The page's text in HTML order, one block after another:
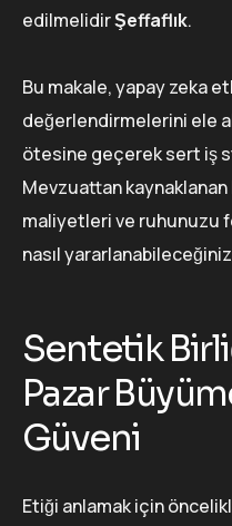
edilmelidirŞeffaflık.
Bu makale, yapay zeka
değerlendirmelerini ele
ötesine geçerek sert iş
Mevzuattan kaynaklanan
maliyetleri ve ruhunuzu
nasıl
Sentetik
Pazar
Güveni
Etiği anlamak için